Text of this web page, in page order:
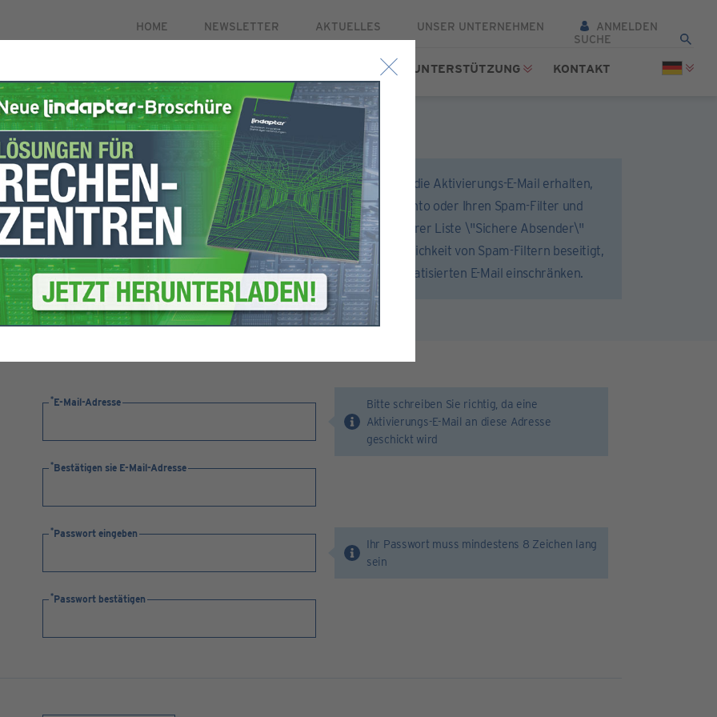
HOME NEWSLETTER AKTUELLES UNSER UNTERNEHMEN ANMELDEN
HILFSMITTEL UNTERSTÜTZUNG KONTAKT
aus.
zu aktivieren.
Um sicherzustellen, dass Sie die Aktivierungs-E-Mail erhalten,
öffnen Sie bitte Ihr E-Mail-Konto oder Ihren Spam-Filter und
fügen Sie lindapter.com zu Ihrer Liste \"Sichere Absender\"
hinzu. Dadurch wird die Möglichkeit von Spam-Filtern beseitigt,
die die Zustellung der automatisierten E-Mail einschränken.
E-Mail-Adresse
Bitte schreiben Sie richtig, da eine
Aktivierungs-E-Mail an diese Adresse
geschickt wird
Bestätigen sie E-Mail-Adresse
Passwort eingeben
Ihr Passwort muss mindestens 8 Zeichen lang
sein
Passwort bestätigen